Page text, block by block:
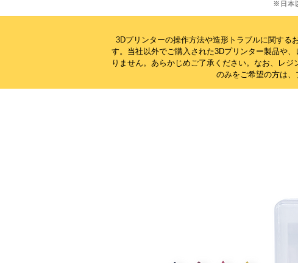
※日本
3Dプリンターの操作方法や造形トラブルに関する
す。当社以外でご購入された3Dプリンター製品や
りません。 あらかじめご了承ください。なお、レジ
のみをご希望の方は